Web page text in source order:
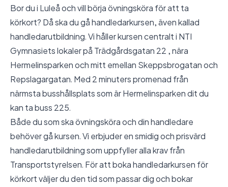
Bor du i Luleå och vill börja övningsköra för att ta
körkort? Då ska du gå handledarkursen, även kallad
handledarutbildning. Vi håller kursen centralt i NTI
Gymnasiets lokaler på Trädgårdsgatan 22 , nära
Hermelinsparken och mitt emellan Skeppsbrogatan och
Repslagargatan. Med 2 minuters promenad från
närmsta busshållsplats som är Hermelinsparken dit du
kan ta buss 225.
Både du som ska övningsköra och din handledare
behöver gå kursen. Vi erbjuder en smidig och prisvärd
handledarutbildning som uppfyller alla krav från
Transportstyrelsen. För att boka handledarkursen för
körkort väljer du den tid som passar dig och bokar